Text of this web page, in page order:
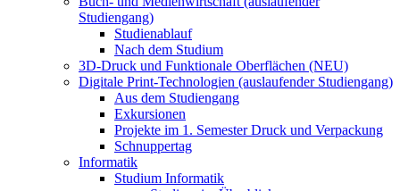
Studiengang)
Studienablauf
Nach dem Studium
3D-Druck und Funktionale Oberflächen (NEU)
Digitale Print-Technologien (auslaufender Studiengang)
Aus dem Studiengang
Exkursionen
Projekte im 1. Semester Druck und Verpackung
Schnuppertag
Informatik
Studium Informatik